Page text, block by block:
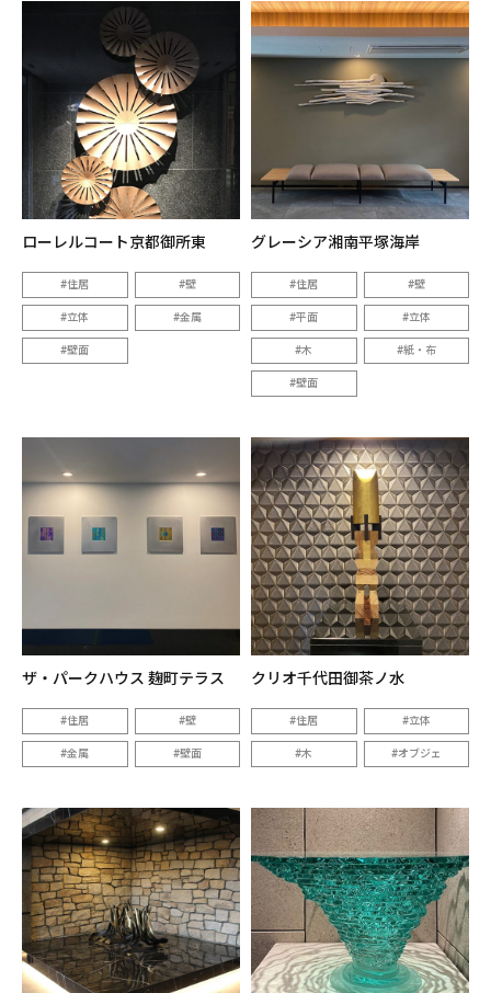
ローレルコート京都御所東
住居 壁
立体 金属
壁面
グレーシア湘南平塚海岸
住居 壁
平面 立体
木 紙・布
壁面
ザ・パークハウス 麹町テラス
住居 壁
金属 壁面
クリオ千代田御茶ノ水
住居 立体
木 オブジェ